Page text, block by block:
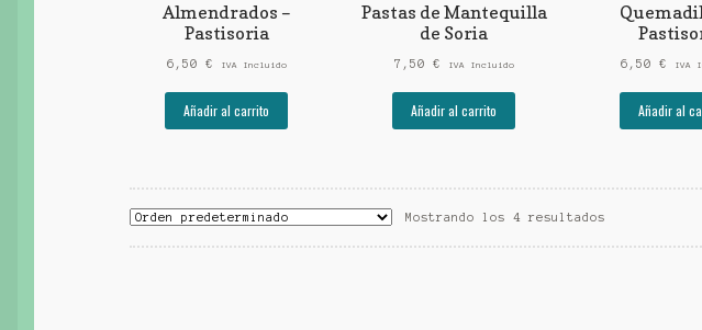
Almendrados –
Pastisoria
6,50 € IVA Incluido
Añadir al carrito
Pastas de Mantequilla
de Soria
7,50 € IVA Incluido
Añadir al carrito
6,50€ IVA
Añadir al
Mostrando los 4 resultados